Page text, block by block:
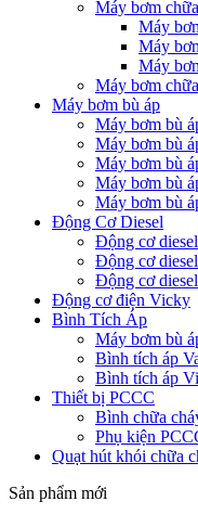
Máy bơm
Máy
Máy
Máy
Máy bơm
Máy bơm bù áp
Máy bơm bù
Máy bơm bù
Máy bơm bù
Máy bơm bù
Máy bơm bù
Động Cơ Diesel
Động cơ
Động cơ
Động cơ
Động cơ điện Vicky
Bình Tích Áp
Máy bơm bù
Bình tích áp
Bình tích áp
Thiết bị PCCC
Bình chữa
Phụ kiện
Quạt hút khói chữa
Sản phẩm mới